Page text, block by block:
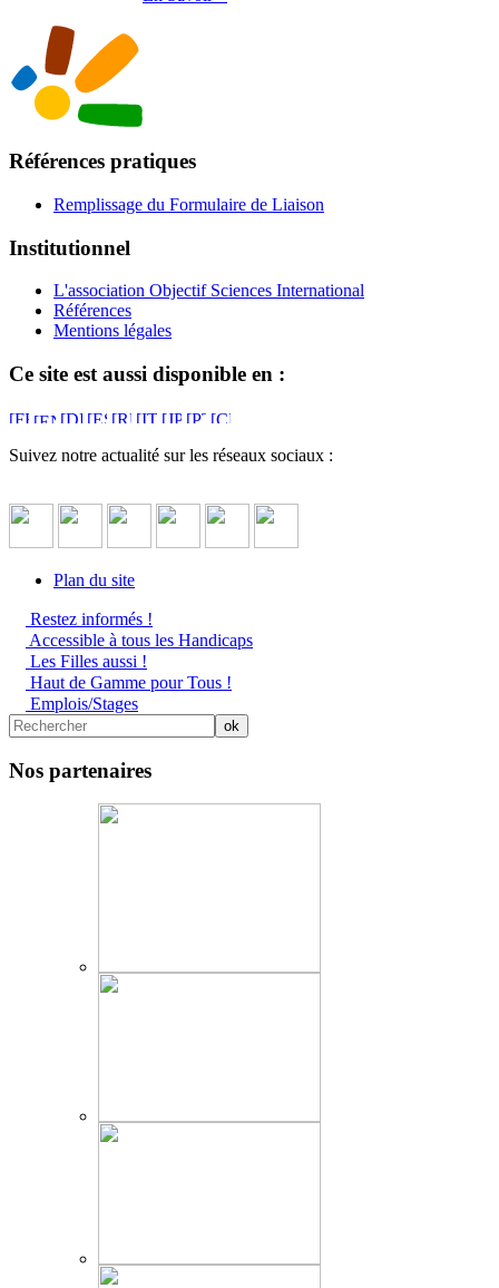
Références pratiques
Remplissage du Formulaire de Liaison
Institutionnel
L'association Objectif Sciences International
Références
Mentions légales
Ce site est aussi disponible en :
Suivez notre actualité sur les réseaux sociaux :
Plan du site
Restez informés !
Accessible à tous les Handicaps
Les Filles aussi !
Haut de Gamme pour Tous !
Emplois/Stages
Nos partenaires